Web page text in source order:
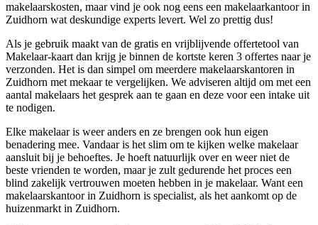
makelaarskosten, maar vind je ook nog eens een makelaarkantoor in
Zuidhorn wat deskundige experts levert. Wel zo prettig dus!
Als je gebruik maakt van de gratis en vrijblijvende offertetool van
Makelaar-kaart dan krijg je binnen de kortste keren 3 offertes naar je
verzonden. Het is dan simpel om meerdere makelaarskantoren in
Zuidhorn met mekaar te vergelijken. We adviseren altijd om met een
aantal makelaars het gesprek aan te gaan en deze voor een intake uit
te nodigen.
Elke makelaar is weer anders en ze brengen ook hun eigen
benadering mee. Vandaar is het slim om te kijken welke makelaar
aansluit bij je behoeftes. Je hoeft natuurlijk over en weer niet de
beste vrienden te worden, maar je zult gedurende het proces een
blind zakelijk vertrouwen moeten hebben in je makelaar. Want een
makelaarskantoor in Zuidhorn is specialist, als het aankomt op de
huizenmarkt in Zuidhorn.